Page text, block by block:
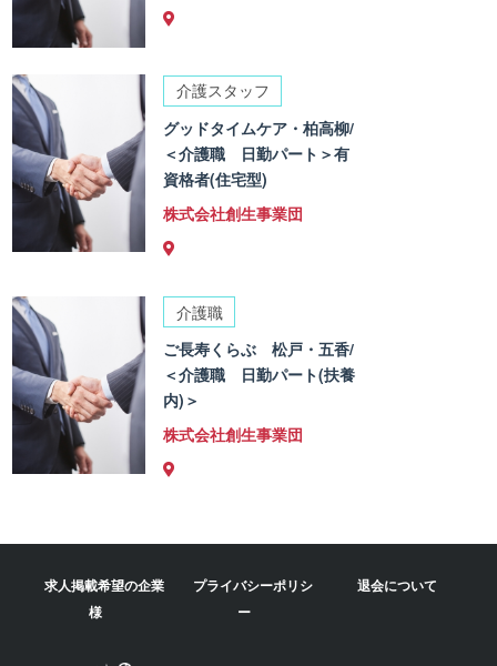
介護スタッフ
グッドタイムケア・柏高柳/
＜介護職 日勤パート＞有
資格者(住宅型)
株式会社創生事業団
介護職
ご長寿くらぶ 松戸・五香/
＜介護職 日勤パート(扶養
内)＞
株式会社創生事業団
求人掲載希望の企業
様
プライバシーポリシ
ー
退会について